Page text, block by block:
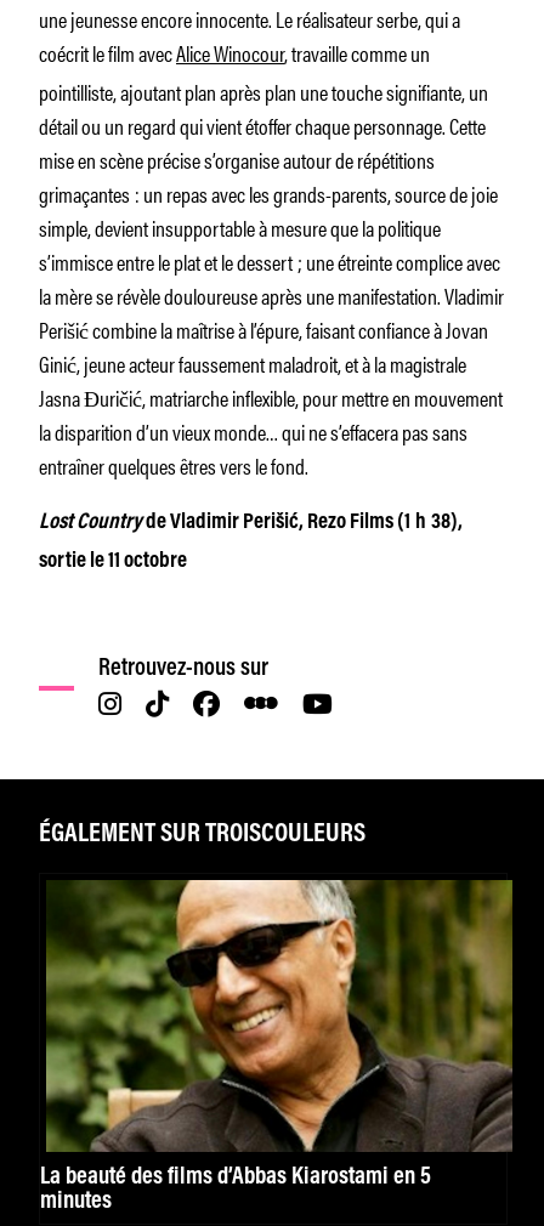
une jeunesse encore innocente. Le réalisateur serbe, qui a
coécrit le film avecAlice Winocour, travaille comme un
pointilliste, ajoutant plan après plan une touche signifiante, un
détail ou un regard qui vient étoffer chaque personnage. Cette
mise en scène précise s’organise autour de répétitions
grimaçantes : un repas avec les grands-parents, source de joie
simple, devient insupportable à mesure que la politique
s’immisce entre le plat et le dessert ; une étreinte complice avec
la mère se révèle douloureuse après une manifestation. Vladimir
Perišić combine la maîtrise à l’épure, faisant confiance à Jovan
Ginić, jeune acteur faussement maladroit, et à la magistrale
Jasna Đuričić, matriarche inflexible, pour mettre en mouvement
la disparition d’un vieux monde… qui ne s’effacera pas sans
entraîner quelques êtres vers le fond.
Lost Countryde Vladimir Perišić, Rezo Films (1 h 38),
sortie le 11 octobre
Retrouvez-nous sur
ÉGALEMENT SUR TROISCOULEURS
La beauté des films d’Abbas Kiarostami en 5
minutes